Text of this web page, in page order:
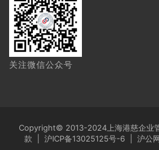
关注微信公众号
Copyright© 2013-2024上海港慈企业
款
沪ICP备13025125号-6| 沪公